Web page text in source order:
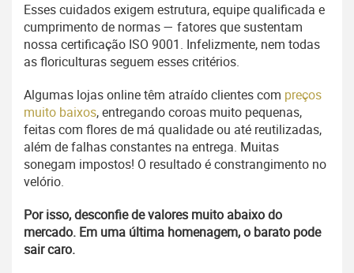
Esses cuidados exigem estrutura, equipe qualificada e
cumprimento de normas — fatores que sustentam
nossa certificação ISO 9001. Infelizmente, nem todas
as floriculturas seguem esses critérios.
Algumas lojas online têm atraído clientes com preços
muito baixos, entregando coroas muito pequenas,
feitas com flores de má qualidade ou até reutilizadas,
além de falhas constantes na entrega. Muitas
sonegam impostos! O resultado é constrangimento no
velório.
Por isso, desconfie de valores muito abaixo do
mercado. Em uma última homenagem, o barato pode
sair caro.